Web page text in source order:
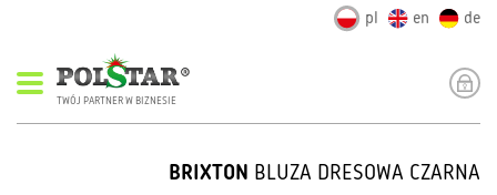
pl en de
TWÓJ PARTNER W BIZNESIE
BRIXTON BLUZA DRESOWA CZARNA